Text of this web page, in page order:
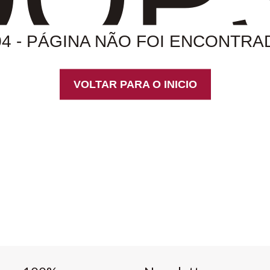
- PÁGINA NÃO FOI
VOLTAR PARA O INICIO